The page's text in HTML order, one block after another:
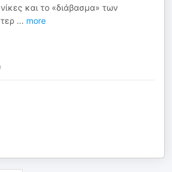
και το «διάβασμα» των
... more